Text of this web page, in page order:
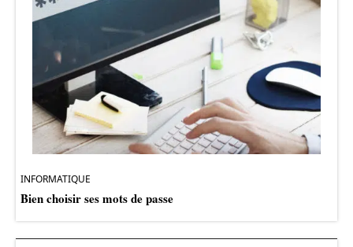
INFORMATIQUE
Bien choisir ses mots de passe